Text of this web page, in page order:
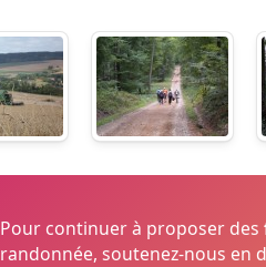
Pour continuer à proposer des
randonnée, soutenez-nous en